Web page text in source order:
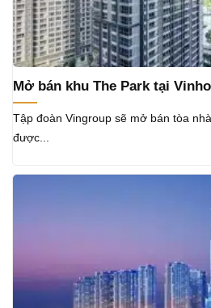
Mở bán khu The Park tại
Tập đoàn Vingroup sẽ mở bán tòa
được...